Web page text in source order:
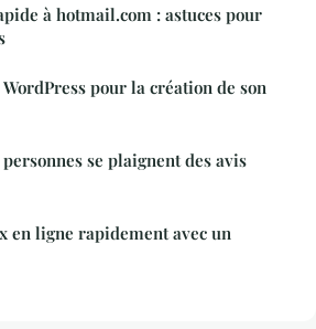
à hotmail.com : astuces pour
pour la création de son
se plaignent des avis
en ligne rapidement avec un